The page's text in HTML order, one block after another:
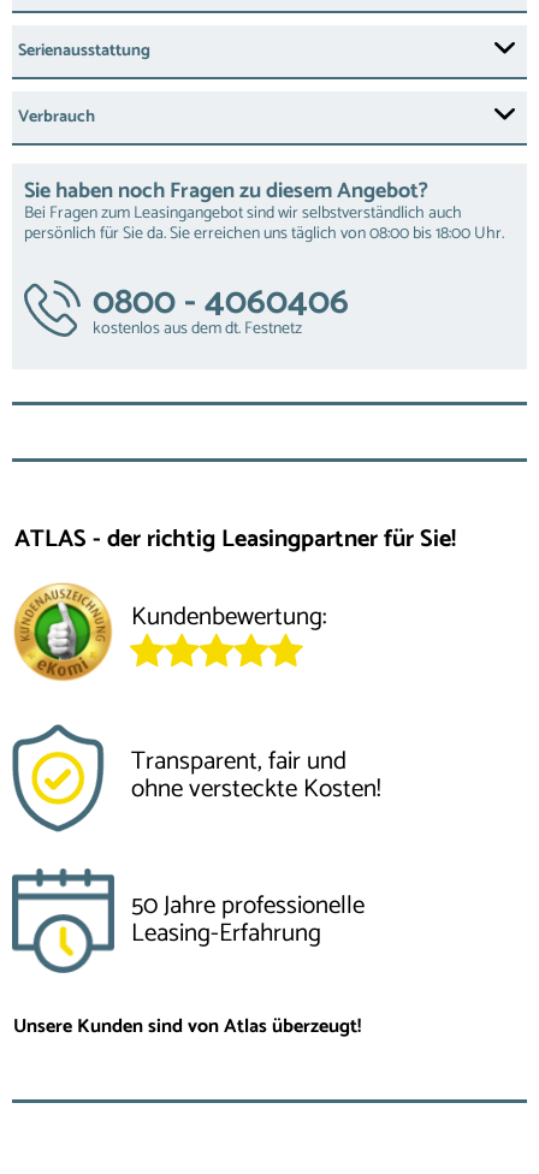
Serienausstattung
Verbrauch
Sie haben noch Fragen zu diesem Angebot?
Bei Fragen zum Leasingangebot sind wir selbstverständlich auch
persönlich für Sie da. Sie erreichen uns täglich von 08:00 bis 18:00 Uhr.
0800 - 4060406
kostenlos aus dem dt. Festnetz
ATLAS - der richtig Leasingpartner für Sie!
Kundenbewertung:
Transparent, fair und
ohne versteckte Kosten!
50 Jahre professionelle
Leasing-Erfahrung
Unsere Kunden sind von Atlas überzeugt!